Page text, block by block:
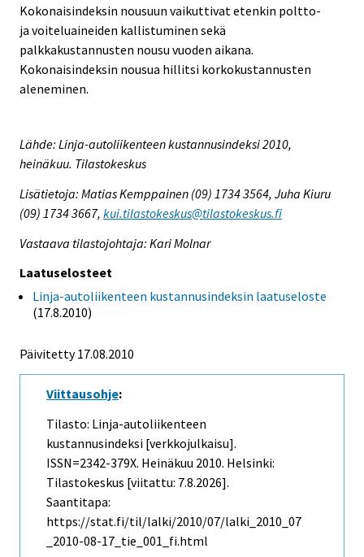
Kokonaisindeksin nousuun vaikuttivat etenkin poltto-
ja voiteluaineiden kallistuminen sekä
palkkakustannusten nousu vuoden aikana.
Kokonaisindeksin nousua hillitsi korkokustannusten
aleneminen.
Lähde: Linja-autoliikenteen kustannusindeksi 2010,
heinäkuu. Tilastokeskus
Lisätietoja: Matias Kemppainen (09) 1734 3564, Juha Kiuru
(09) 1734 3667, kui.tilastokeskus@tilastokeskus.fi
Vastaava tilastojohtaja: Kari Molnar
Laatuselosteet
Linja-autoliikenteen kustannusindeksin laatuseloste
(17.8.2010)
Päivitetty 17.08.2010
Viittausohje:
Tilasto: Linja-autoliikenteen
kustannusindeksi [verkkojulkaisu].
ISSN=2342-379X. Heinäkuu 2010. Helsinki:
Tilastokeskus [viitattu: 7.8.2026].
Saantitapa:
https://stat.fi/til/lalki/2010/07/lalki_2010_07
_2010-08-17_tie_001_fi.html